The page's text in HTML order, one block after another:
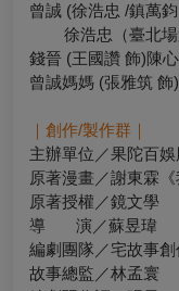
曾誠 (徐浩忠 /鎮萬
徐浩忠
（臺北
錢晉 (王國讚 飾)陳
曾誠媽媽 (張雅筑
｜創作/製作群｜
主辦單位／果陀百
原著漫畫／謝東霖《
原著授權／鏡文學
導 演／蘇昱瑋
編劇團隊／宅故事
故事總監／林孟寰